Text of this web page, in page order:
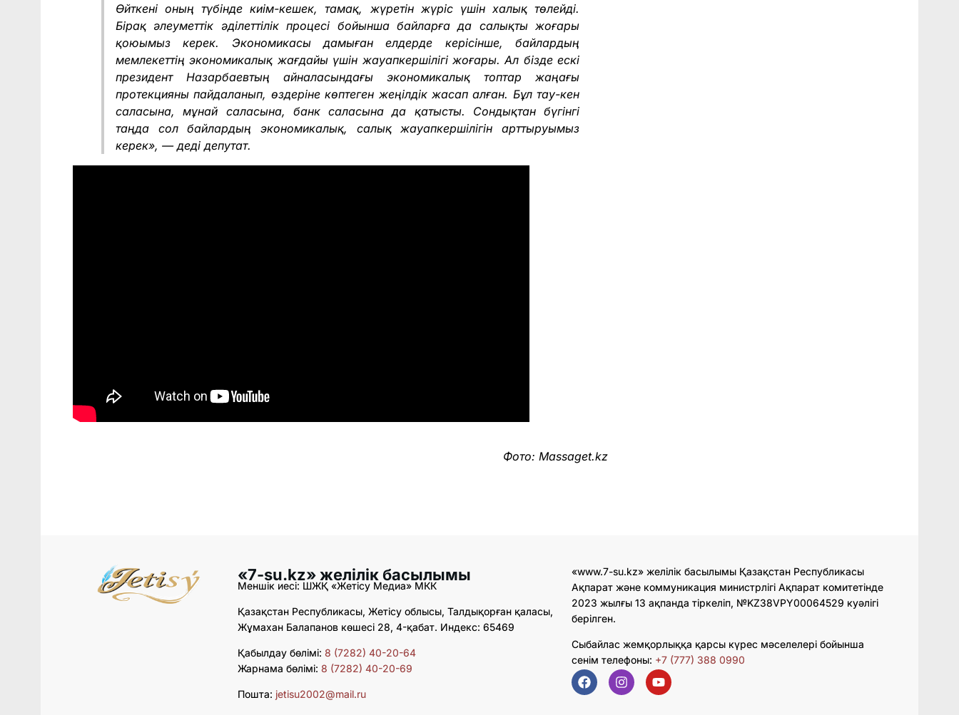
Өйткені оның түбінде киім-кешек, тамақ, жүретін жүріс үшін халық төлейді.
Бірақ әлеуметтік әділеттілік процесі бойынша байларға да салықты жоғары
қоюымыз керек. Экономикасы дамыған елдерде керісінше, байлардың
мемлекеттің экономикалық жағдайы үшін жауапкершілігі жоғары. Ал бізде ескі
президент Назарбаевтың айналасындағы экономикалық топтар жаңағы
протекцияны пайдаланып, өздеріне көптеген жеңілдік жасап алған. Бұл тау-кен
саласына, мұнай саласына, банк саласына да қатысты. Сондықтан бүгінгі
таңда сол байлардың экономикалық, салық жауапкершілігін арттыруымыз
керек», — деді депутат.
Фото: Massaget.kz
«7-su.kz» желілік басылымы
Меншік иесі: ШЖҚ «Жетісу Медиа» МКК
Қазақстан Республикасы, Жетісу облысы, Талдықорған қаласы,
Жұмахан Балапанов көшесі 28, 4-қабат. Индекс: 65469
Қабылдау бөлімі: 8 (7282) 40-20-64
Жарнама бөлімі: 8 (7282) 40-20-69
Пошта: jetisu2002@mail.ru
«www.7-su.kz» желілік басылымы Қазақстан Республикасы
Ақпарат және коммуникация министрлігі Ақпарат комитетінде
2023 жылғы 13 ақпанда тіркеліп, №KZ38VPY00064529 куәлігі
берілген.
Сыбайлас жемқорлыққа қарсы күрес мәселелері бойынша
сенім телефоны: +7 (777) 388 0990